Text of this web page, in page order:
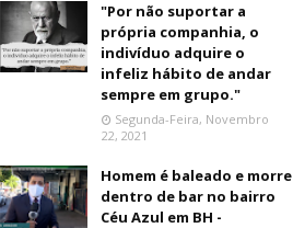
"Por não suportar a
própria companhia, o
indivíduo adquire o
infeliz hábito de andar
sempre em grupo."
Segunda-Feira, Novembro
22, 2021
Homem é baleado e morre
dentro de bar no bairro
Céu Azul em BH -